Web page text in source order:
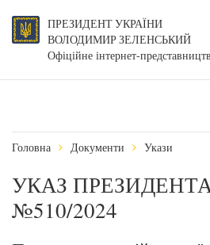
ПРЕЗИДЕНТ УКРАЇНИ
ВОЛОДИМИР ЗЕЛЕНСЬКИЙ
Офіційне інтернет-
Головна Документи Укази
УКАЗ
№510/2024